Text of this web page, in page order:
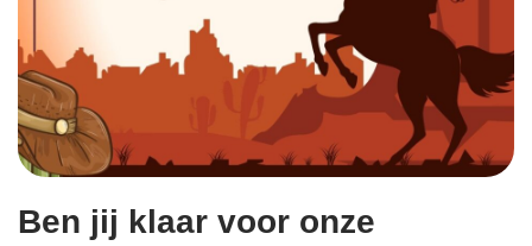
Ben jij klaar voor onze